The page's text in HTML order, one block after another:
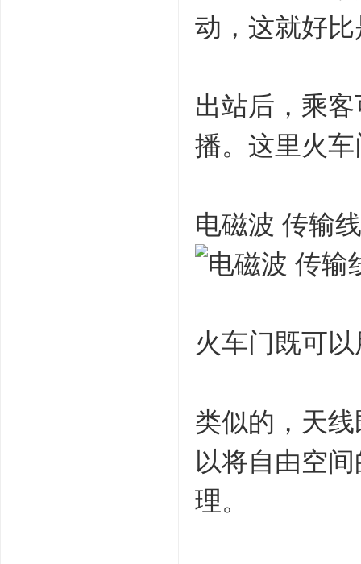
动，这就好
出站后，乘
播。这里火
电磁波 传输线
火车门既可
类似的，天
以将自由空
理。